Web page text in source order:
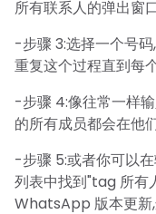
所有联系人的弹出窗口
-步骤 3:选择一个号码
重复这个过程直到每
-步骤 4:像往常一样
的所有成员都会在他
-步骤 5:或者你可以
列表中找到"tag 所有
WhatsApp 版本更新,